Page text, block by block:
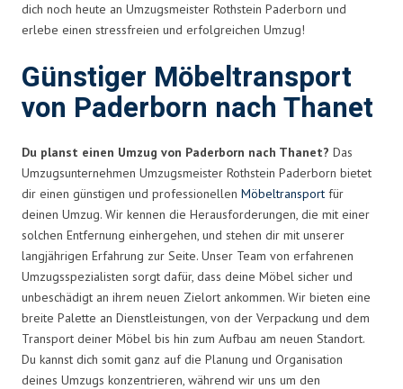
dich noch heute an Umzugsmeister Rothstein Paderborn und
erlebe einen stressfreien und erfolgreichen Umzug!
Günstiger Möbeltransport
von Paderborn nach Thanet
Du planst einen Umzug von Paderborn nach Thanet? Das
Umzugsunternehmen Umzugsmeister Rothstein Paderborn bietet
dir einen günstigen und professionellen Möbeltransport für
deinen Umzug. Wir kennen die Herausforderungen, die mit einer
solchen Entfernung einhergehen, und stehen dir mit unserer
langjährigen Erfahrung zur Seite. Unser Team von erfahrenen
Umzugsspezialisten sorgt dafür, dass deine Möbel sicher und
unbeschädigt an ihrem neuen Zielort ankommen. Wir bieten eine
breite Palette an Dienstleistungen, von der Verpackung und dem
Transport deiner Möbel bis hin zum Aufbau am neuen Standort.
Du kannst dich somit ganz auf die Planung und Organisation
deines Umzugs konzentrieren, während wir uns um den